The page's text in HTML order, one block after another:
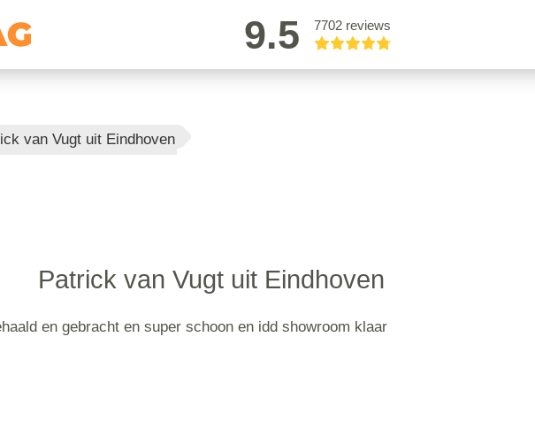
9.5 7702 reviews
van Vugt uit Eindhoven
Patrick van Vugt uit Eindhoven
en gebracht en super schoon en idd showroom klaar